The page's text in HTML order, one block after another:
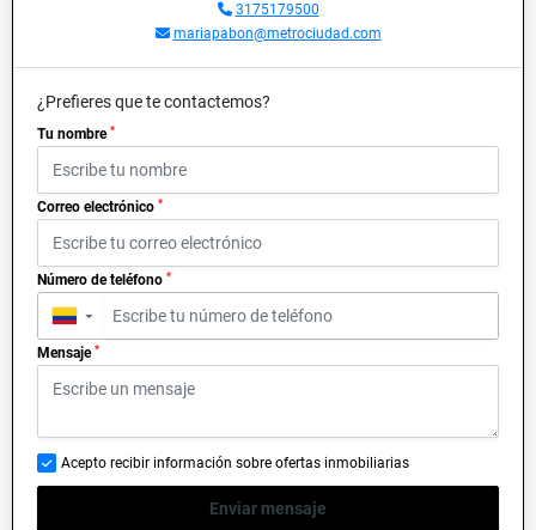
3175179500
mariapabon@metrociudad.com
¿Prefieres que te contactemos?
Tu nombre *
Correo electrónico *
Número de teléfono *
▼
Mensaje *
Acepto recibir información sobre ofertas inmobiliarias
Enviar mensaje